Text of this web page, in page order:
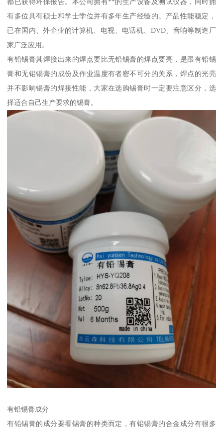
有多位具有硕士和学士学位并有多年生产经验的。产品性能稳定，
已在国内、外企业的计算机、电视、电话机、DVD、音响等制造厂
家广泛应用。
有铅锡膏其焊接出来的焊点要比无铅锡膏的焊点要亮，是跟有铅锡
膏和无铅锡膏的成份及作业温度有者密不可分的关系，焊点的光亮
并不影响锡膏的焊接性能，大家在选购锡膏时一定要注意区分，选
择适合自己生产要求的锡膏。
有铅锡膏成分
有铅锡膏的成分要看锡膏的种类而定，有铅锡膏的合金成分有很多